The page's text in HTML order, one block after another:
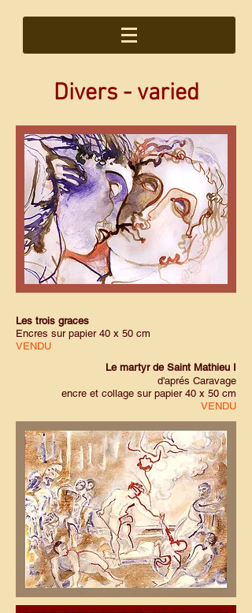
Divers - varied
Les trois graces
Encres sur papier 40 x 50 cm
VENDU
Le martyr de Saint Mathieu I
d'aprés Caravage
encre et collage sur papier 40 x 50 cm
VENDU